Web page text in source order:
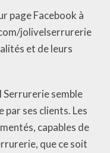
page Facebook à
jolivelserrurerie
et de leurs
Serrurerie semble
ses clients. Les
capables de
que ce soit